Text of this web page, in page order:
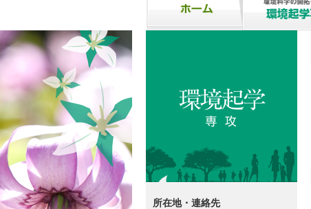
所在地・連絡先